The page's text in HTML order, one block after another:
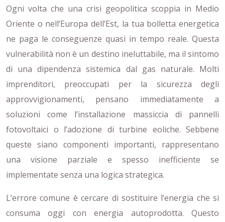
Ogni volta che una crisi geopolitica scoppia in Medio
Oriente o nell’Europa dell’Est, la tua bolletta energetica
ne paga le conseguenze quasi in tempo reale. Questa
vulnerabilità non è un destino ineluttabile, ma il sintomo
di una dipendenza sistemica dal gas naturale. Molti
imprenditori, preoccupati per la sicurezza degli
approvvigionamenti, pensano immediatamente a
soluzioni come l’installazione massiccia di pannelli
fotovoltaici o l’adozione di turbine eoliche. Sebbene
queste siano componenti importanti, rappresentano
una visione parziale e spesso inefficiente se
implementate senza una logica strategica.
L’errore comune è cercare di sostituire l’energia che si
consuma oggi con energia autoprodotta. Questo